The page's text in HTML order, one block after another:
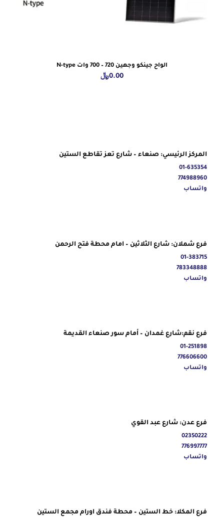
الواح جينكو وجهين 720 – 700 وات N-type
0.00﷼
المركز الرئيسي: صنعاء – شارع تعز تقاطع الستين
01-635354
774988960
واتساب
فرع شملان: شارع الثلاثين – امام محطة فتح الرحمن
01-383715
783348888
واتساب
فرع نقم:شارع غمدان – أمام سور صنعاء القديمة
01-251898
776606600
واتساب
فرع عدن: شارع عبد القوي
02350222
776997777
واتساب
فرع المكلا: خط الستين – محطة فندق اورام مجمع الستين